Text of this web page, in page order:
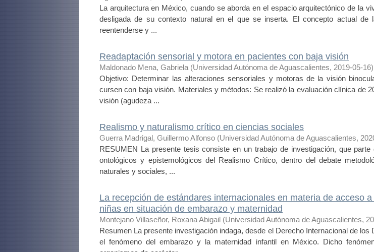
La arquitectura en México, cuando se aborda en el espacio arquitectónico de la
desligada de su contexto natural en el que se inserta. El concepto actual de
reentenderse y ...
Readaptación sensorial y motora en pacientes con baja visión
Maldonado Mena, Gabriela (Universidad Autónoma de Aguascalientes, 2019-05-16)
Objetivo: Determinar las alteraciones sensoriales y motoras de la visión
cursen con baja visión. Materiales y métodos: Se realizó la evaluación clínica de
visión (agudeza ...
Realismo y naturalismo crítico en ciencias sociales
Guerra Madrigal, Guillermo Alfonso (Universidad Autónoma de Aguascalientes,
RESUMEN La presente tesis consiste en un trabajo de investigación, que parte
ontológicos y epistemológicos del Realismo Crítico, dentro del debate
naturales y sociales, ...
La recepción de estándares internacionales en materia de acceso
niñas en situación de embarazo y maternidad
Montejano Villaseñor, Roxana Abigail (Universidad Autónoma de Aguascalientes,
Resumen La presente investigación indaga, desde el Derecho Internacional de los
el fenómeno del embarazo y la maternidad infantil en México. Dicho